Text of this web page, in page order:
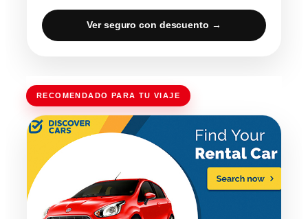
Ver seguro con descuento →
RECOMENDADO PARA TU VIAJE